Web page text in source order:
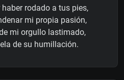
rodado a tus pies,
mi propia pasión,
mi orgullo lastimado,
de su humillación.